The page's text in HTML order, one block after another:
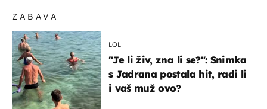
ZABAVA
LOL
"Je li živ, zna li se?": Snimka
s Jadrana postala hit, radi li
i vaš muž ovo?